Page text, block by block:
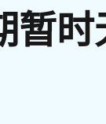
暂